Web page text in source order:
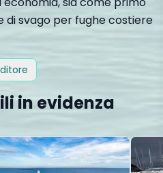
di svago per fughe costiere
in evidenza